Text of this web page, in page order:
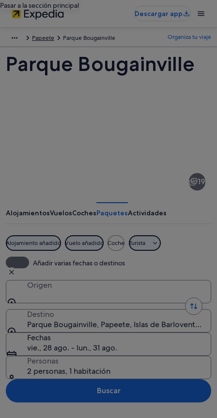
Pasar a la sección principal
Descargar app
Papeete Parque Bougainville Organiza tu viaje
Parque Bougainville
19
AlojamientosVuelosCochesPaquetesActividades
Alojamiento añadido Vuelo añadido Coche Turista
Añadir varias fechas o destinos
Origen
Destino
Parque Bougainville, Papeete, Islas de Barlovento,
Fechas
vie., 28 ago. - lun., 31 ago.
Personas
2 personas, 1 habitación
Buscar